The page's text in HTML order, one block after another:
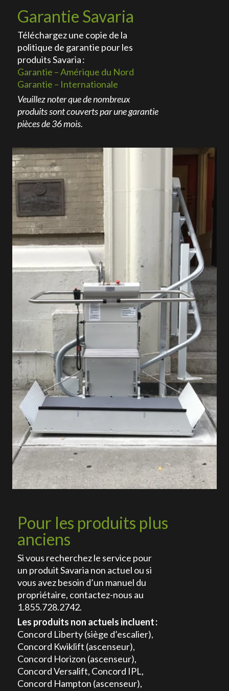
​Garantie Savaria
Téléchargez une copie de la
politique de garantie pour les
produits Savaria :
Garantie – Amérique du Nord
Garantie – Internationale
Veuillez noter que de nombreux
produits sont couverts par une garantie
pièces de 36 mois.
Pour les produits plus
anciens
Si vous recherchez le service pour
un produit Savaria non actuel ou si
vous avez besoin d’un manuel du
propriétaire, contactez-nous au
1.855.728.2742.
Les produits non actuels incluent :
Concord Liberty (siège d’escalier),
Concord Kwiklift (ascenseur),
Concord Horizon (ascenseur),
Concord Versalift, Concord IPL,
Concord Hampton (ascenseur),